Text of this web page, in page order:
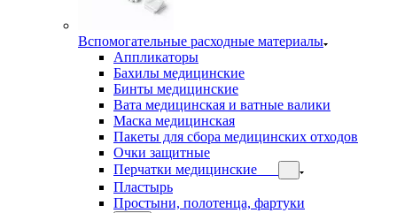
Вспомогательные расходные материалы
Аппликаторы
Бахилы медицинские
Бинты медицинские
Вата медицинская и ватные валики
Маска медицинская
Пакеты для сбора медицинских отходов
Очки защитные
Перчатки медицинские
Пластырь
Простыни, полотенца, фартуки